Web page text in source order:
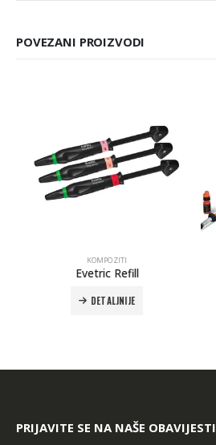
POVEZANI PROIZVODI
KOMPOZITI
Evetric Refill
DETALJNIJE
PRIJAVITE SE NA NAŠE OBAVIJESTI